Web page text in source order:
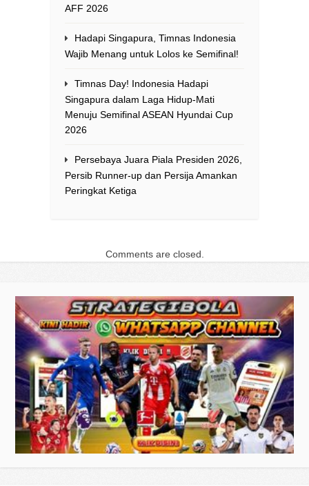
AFF 2026
Hadapi Singapura, Timnas Indonesia
Wajib Menang untuk Lolos ke Semifinal!
Timnas Day! Indonesia Hadapi
Singapura dalam Laga Hidup-Mati
Menuju Semifinal ASEAN Hyundai Cup
2026
Persebaya Juara Piala Presiden 2026,
Persib Runner-up dan Persija Amankan
Peringkat Ketiga
Comments are closed.